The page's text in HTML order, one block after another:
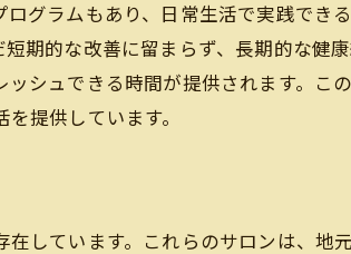
れた手技の紹介
による体の負担を軽減
グラムもあり、日常生活で実践でき
期的な改善に留まらず、長期的な健
シュできる時間が提供されます。こ
提供しています。
しています。これらのサロンは、地